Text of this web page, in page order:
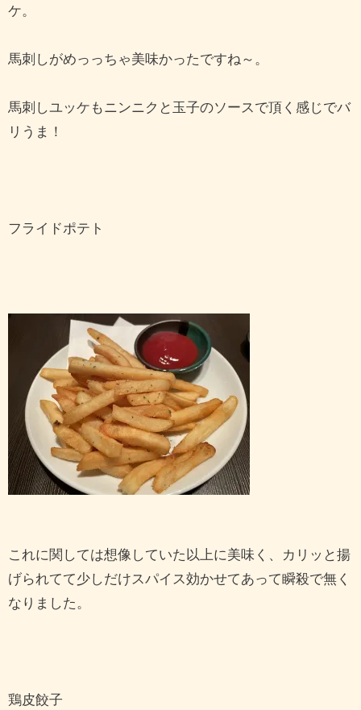
ケ。
馬刺しがめっっちゃ美味かったですね～。
馬刺しユッケもニンニクと玉子のソースで頂く感じでバ
リうま！
フライドポテト
これに関しては想像していた以上に美味く、カリッと揚
げられてて少しだけスパイス効かせてあって瞬殺で無く
なりました。
鶏皮餃子